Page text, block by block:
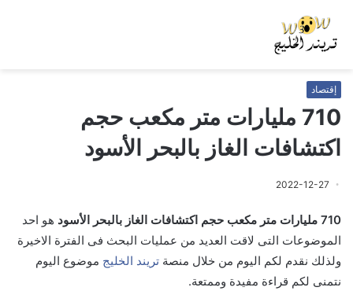
إقتصاد
710 مليارات متر مكعب حجم
اكتشافات الغاز بالبحر الأسود
2022-12-27
710 مليارات متر مكعب حجم اكتشافات الغاز بالبحر الأسود
هو احد
الموضوعات التى لاقت العديد من عمليات البحث فى الفترة الاخيرة
ولذلك نقدم لكم اليوم من خلال منصة تريند الخليج موضوع اليوم
نتمنى لكم قراءة مفيدة وممتعة.